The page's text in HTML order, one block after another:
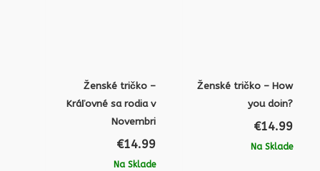
Ženské tričko –
Kráľovné sa rodia v
Novembri
€14.99
Na Sklade
Ženské tričko – How
you doin?
€14.99
Na Sklade